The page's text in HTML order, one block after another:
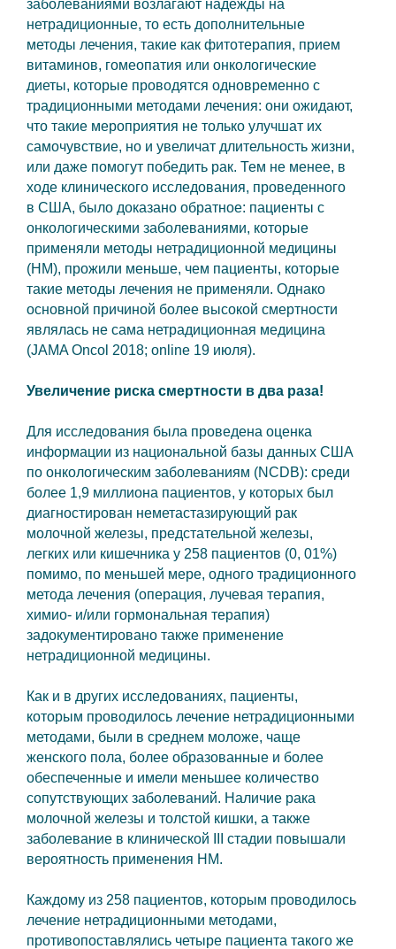
заболеваниями возлагают надежды на
нетрадиционные, то есть дополнительные
методы лечения, такие как фитотерапия, прием
витаминов, гомеопатия или онкологические
диеты, которые проводятся одновременно с
традиционными методами лечения: они ожидают,
что такие мероприятия не только улучшат их
самочувствие, но и увеличат длительность жизни,
или даже помогут победить рак. Тем не менее, в
ходе клинического исследования, проведенного
в США, было доказано обратное: пациенты с
онкологическими заболеваниями, которые
применяли методы нетрадиционной медицины
(НМ), прожили меньше, чем пациенты, которые
такие методы лечения не применяли. Однако
основной причиной более высокой смертности
являлась не сама нетрадиционная медицина
(JAMA Oncol 2018; online 19 июля).
Увеличение риска смертности в два раза!
Для исследования была проведена оценка
информации из национальной базы данных США
по онкологическим заболеваниям (NCDB): среди
более 1,9 миллиона пациентов, у которых был
диагностирован неметастазирующий рак
молочной железы, предстательной железы,
легких или кишечника у 258 пациентов (0, 01%)
помимо, по меньшей мере, одного традиционного
метода лечения (операция, лучевая терапия,
химио- и/или гормональная терапия)
задокументировано также применение
нетрадиционной медицины.
Как и в других исследованиях, пациенты,
которым проводилось лечение нетрадиционными
методами, были в среднем моложе, чаще
женского пола, более образованные и более
обеспеченные и имели меньшее количество
сопутствующих заболеваний. Наличие рака
молочной железы и толстой кишки, а также
заболевание в клинической III стадии повышали
вероятность применения НМ.
Каждому из 258 пациентов, которым проводилось
лечение нетрадиционными методами,
противопоставлялись четыре пациента такого же